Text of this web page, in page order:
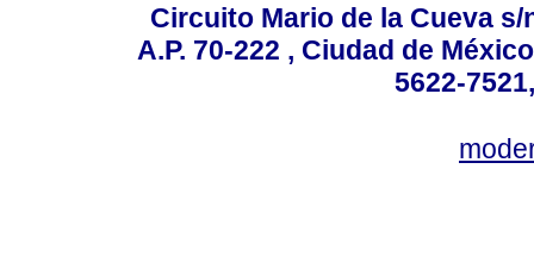
Circuito Mario de la Cueva
A.P. 70-222 , Ciudad de
5622-